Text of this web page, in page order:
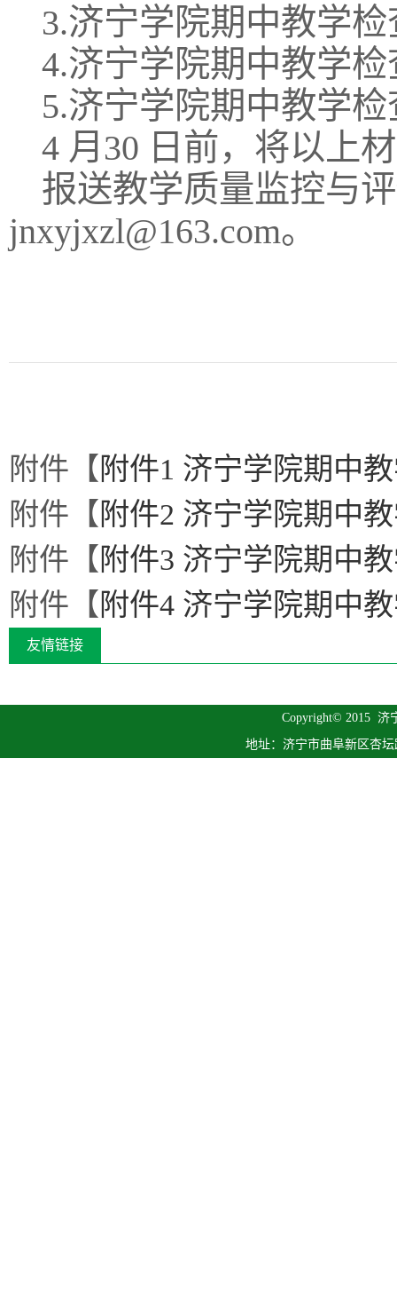
3.济宁学院期中教学
4.济宁学院期中教学
5.济宁学院期中教学
4 月30 日前，将以上
报送教学质量监控与
jnxyjxzl@163.com。
附件【 附件1 济宁学院期中
附件【 附件2 济宁学院期中
附件【 附件3 济宁学院期中
附件【 附件4 济宁学院期中
友情链接
Copyright© 2015 济
地址：济宁市曲阜新区杏